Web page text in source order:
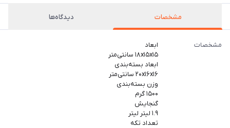
مشخصات دیدگاه‌ها
مشخصات
ابعاد
۱۸x۱۵x۱۵ سانتی‌متر
ابعاد بسته‌بندی
۲۰x۱۶x۱۶ سانتی‌متر
وزن بسته‌بندی
۱۵۰۰ گرم
گنجایش
۱.۹ لیتر لیتر
تعداد تکه